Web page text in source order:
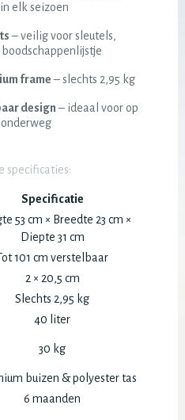
elk seizoen
– veilig voor sleutels,
frame– slechts 2,95 kg
design– ideaal voor op
specificaties:
Specificatie
53 cm × Breedte 23 cm ×
Diepte 31 cm
101 cm verstelbaar
2 × 20,5 cm
Slechts 2,95 kg
40 liter
30 kg
buizen & polyester tas
6 maanden